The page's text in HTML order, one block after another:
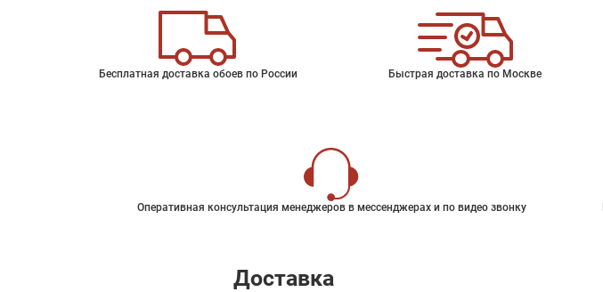
Бесплатная доставка обоев по России Быстрая доставка по Москве
Оперативная консультация менеджеров в мессенджерах и по видео звонку
Доставка